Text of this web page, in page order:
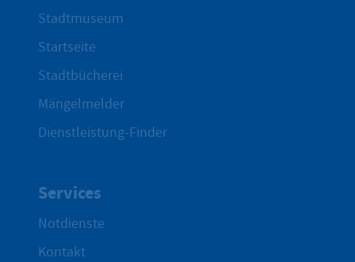
Stadtmuseum
Startseite
Stadtbücherei
Mängelmelder
Dienstleistung-Finder
Services
Notdienste
Kontakt